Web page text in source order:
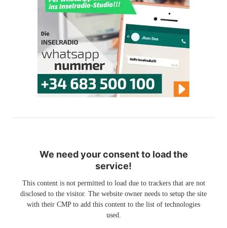
We need your consent to load the
service!
This content is not permitted to load due to trackers that are not
disclosed to the visitor. The website owner needs to setup the site
with their CMP to add this content to the list of technologies
used.